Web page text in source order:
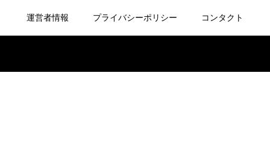
資金調達に役立つリースバックの仕組み！設
備を売却して資金を得る方法
運営者情報 プライバシーポリシー コンタクト